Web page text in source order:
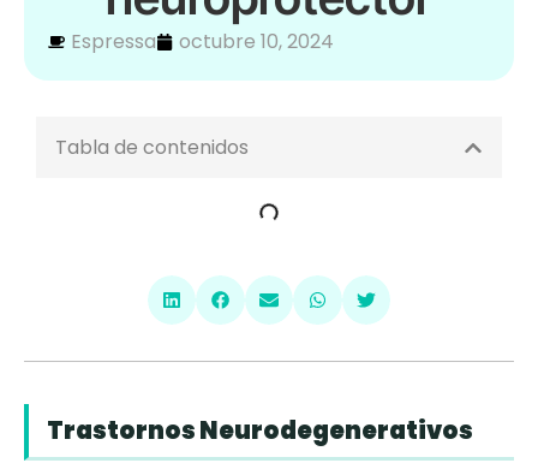
Espressa octubre 10, 2024
Tabla de contenidos
Trastornos Neurodegenerativos